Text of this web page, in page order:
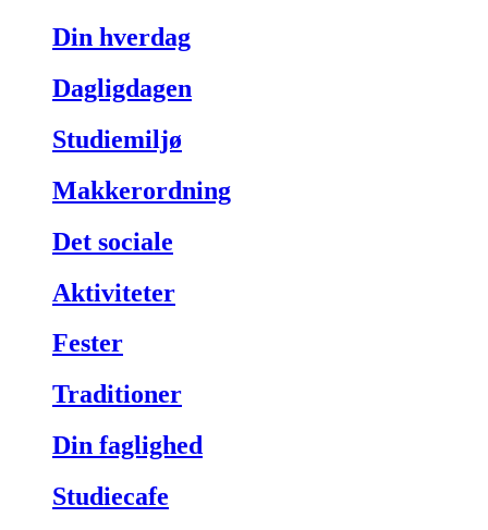
Din hverdag
Dagligdagen
Studiemiljø
Makkerordning
Det sociale
Aktiviteter
Fester
Traditioner
Din faglighed
Studiecafe